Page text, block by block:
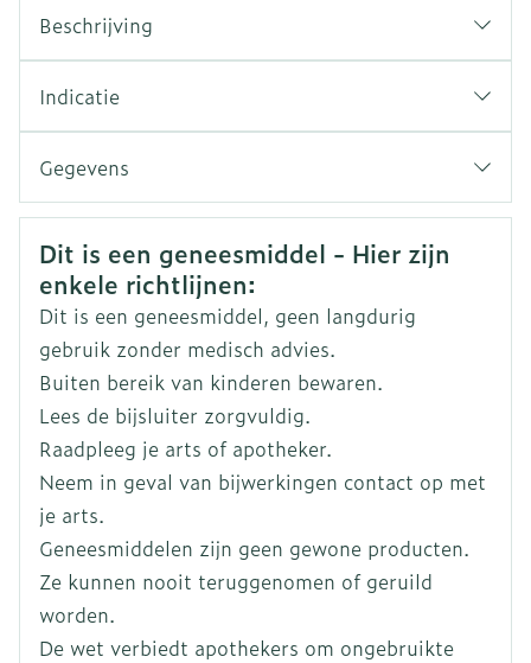
Beschrijving
Apis Mellifica 7ch Gr 4g Boiron
Indicatie
Gegevens
CNK
3098290
Organisaties Boiron
Merken Boiron
Breedte 17 mm
Lengte 63 mm
Diepte 15 mm
Hoeveelheid
Verpakking
Veiligheidsinformatie
Dit is een geneesmiddel - Hier zijn
enkele richtlijnen:
Dit is een geneesmiddel, geen langdurig
gebruik zonder medisch advies.
Buiten bereik van kinderen bewaren.
Lees de bijsluiter zorgvuldig.
Raadpleeg je arts of apotheker.
Neem in geval van bijwerkingen contact op met
je arts.
Geneesmiddelen zijn geen gewone producten.
Ze kunnen nooit teruggenomen of geruild
worden.
De wet verbiedt apothekers om ongebruikte